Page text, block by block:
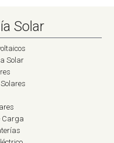
Solar
Solar
Carga